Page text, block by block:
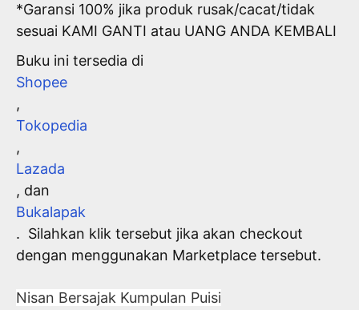
*Garansi 100% jika produk rusak/cacat/tidak
sesuai KAMI GANTI atau UANG ANDA KEMBALI
Buku ini tersedia di
Shopee
,
Tokopedia
,
Lazada
, dan
Bukalapak
. Silahkan klik tersebut jika akan checkout
dengan menggunakan Marketplace tersebut.
Nisan Bersajak Kumpulan Puisi